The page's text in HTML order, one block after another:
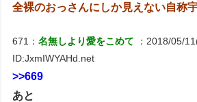
全裸のおっさんにしか見えない自称
671：名無しより愛をこめて
：2018/05/
ID:JxmIWYAHd.net
>>669
あと